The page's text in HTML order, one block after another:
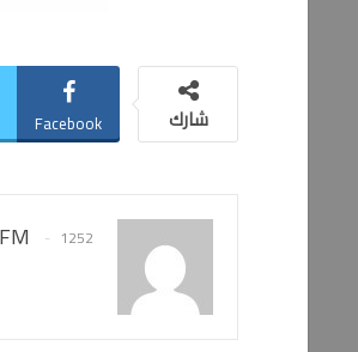
شارك Facebook
1252 المشاركات